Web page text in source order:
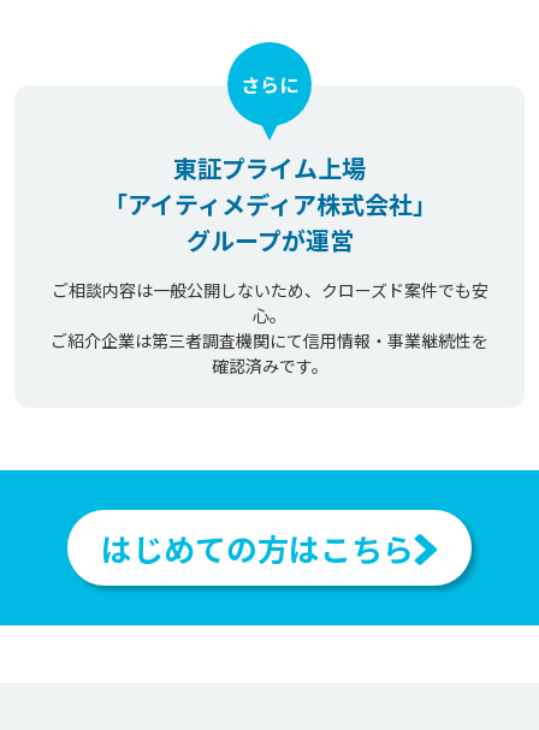
東証プライム上場
「アイティメディア株式会社」
グループが運営
さらに
ご相談内容は一般公開しないため、クローズド案件でも安
心。
ご紹介企業は第三者調査機関にて信用情報・事業継続性を
確認済みです。
はじめての方はこちら